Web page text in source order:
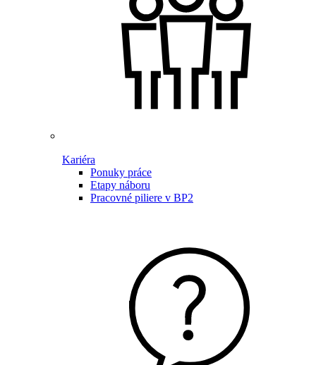
Kariéra
Ponuky práce
Etapy náboru
Pracovné piliere v BP2